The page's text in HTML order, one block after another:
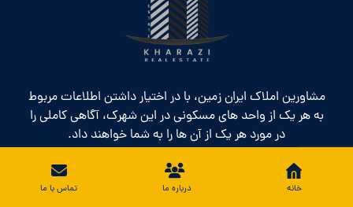
مشاورین املاک ایران زمین، با در اختیار داشتن اطلاعات مربوط
به هر یک از واحد های مسکونی در این شهرک، آگاهی کاملی را
در مورد هر یک از آن ها را به شما خواهند داد.
خانه درباره ما تماس با ما